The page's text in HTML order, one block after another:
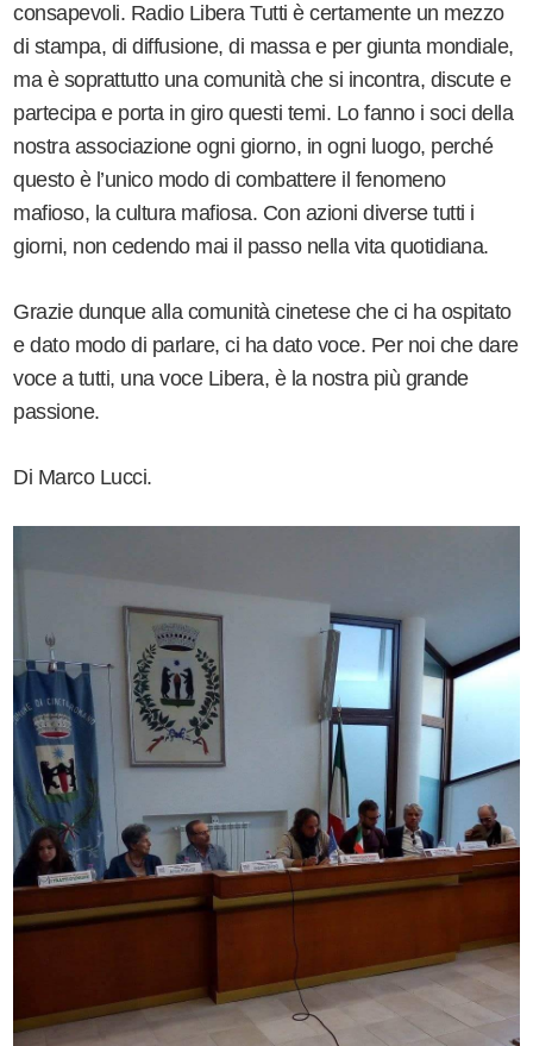
consapevoli. Radio Libera Tutti è certamente un mezzo
di stampa, di diffusione, di massa e per giunta mondiale,
ma è soprattutto una comunità che si incontra, discute e
partecipa e porta in giro questi temi. Lo fanno i soci della
nostra associazione ogni giorno, in ogni luogo, perché
questo è l’unico modo di combattere il fenomeno
mafioso, la cultura mafiosa. Con azioni diverse tutti i
giorni, non cedendo mai il passo nella vita quotidiana.
Grazie dunque alla comunità cinetese che ci ha ospitato
e dato modo di parlare, ci ha dato voce. Per noi che dare
voce a tutti, una voce Libera, è la nostra più grande
passione.
Di Marco Lucci.